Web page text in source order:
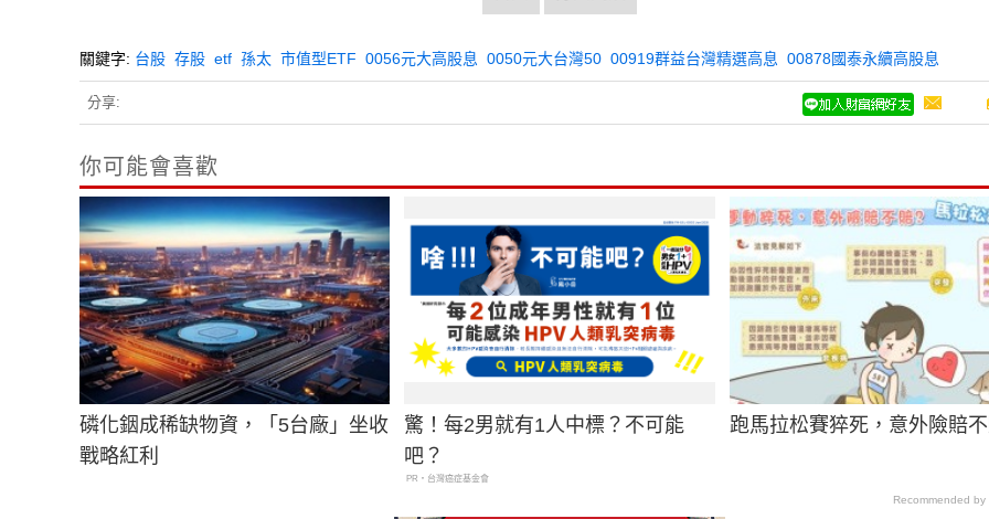
關鍵字: 台股 存股 etf 孫太 市值型ETF 0056元大高股息 0050元大台灣50 00919群益台灣精選高息 00878國泰永續高股息
分享:
你可能會喜歡
磷化銦成稀缺物資，「5台廠」坐收
戰略紅利
驚！每2男就有1人中標？不可能
吧？
PR・台灣癌症基金會
跑馬拉松賽猝死，意外險賠不
Recommended by